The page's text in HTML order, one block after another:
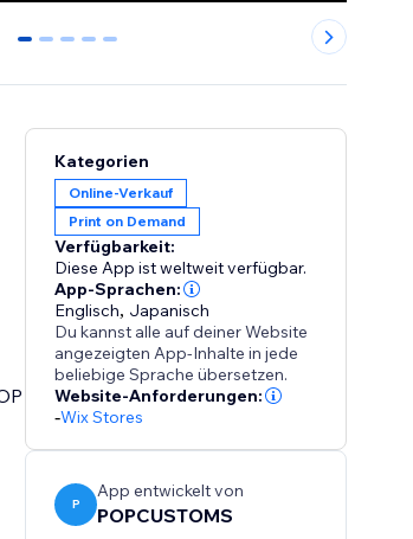
0 1 2 3 4
Kategorien
Online-Verkauf
Print on Demand
Verfügbarkeit:
Diese App ist weltweit verfügbar.
App-Sprachen:
Englisch, Japanisch
Du kannst alle auf deiner Website
angezeigten App-Inhalte in jede
beliebige Sprache übersetzen.
Website-Anforderungen:
-Wix Stores
P
App entwickelt von
POPCUSTOMS